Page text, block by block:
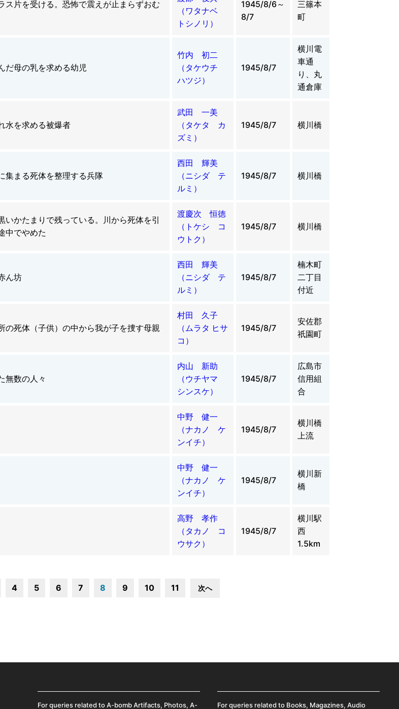
ス片を受ける。恐怖で震えが止まらずおむ
（ワタナベ
トシノリ）
1945/8/6～
8/7
三篠本
町
だ母の乳を求める幼児
竹内 初二
（タケウチ
ハツジ）
1945/8/7
横川電
車通
り、丸
通倉庫
水を求める被爆者
武田 一美
（タケタ カ
ズミ）
1945/8/7 横川橋
集まる死体を整理する兵隊
西田 輝美
（ニシダ テ
ルミ）
1945/8/7 横川橋
いかたまりで残っている。川から死体を引
中でやめた
渡慶次 恒徳
（トケシ コ
ウトク）
1945/8/7 横川橋
ん坊
西田 輝美
（ニシダ テ
ルミ）
1945/8/7
楠木町
二丁目
付近
の死体（子供）の中から我が子を捜す母親
村田 久子
（ムラタ ヒサ
コ）
1945/8/7
安佐郡
祇園町
無数の人々
内山 新助
（ウチヤマ
シンスケ）
1945/8/7
広島市
信用組
合
中野 健一
（ナカノ ケ
ンイチ）
1945/8/7
横川橋
上流
中野 健一
（ナカノ ケ
ンイチ）
1945/8/7
横川新
橋
高野 孝作
（タカノ コ
ウサク）
1945/8/7
横川駅
西
1.5km
4 5 6 7 8 9 10 11 次へ
For queries related to A-bomb Artifacts, Photos, A- For queries related to Books, Magazines, Audio